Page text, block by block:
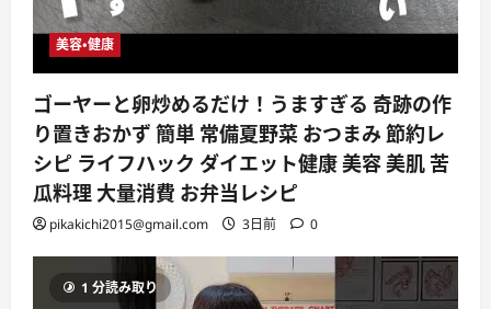
美容・健康
ゴーヤーと卵炒めるだけ！うますぎる 奇跡の作
り置きおかず 簡単 常備夏野菜 おつまみ 節約レ
シピ ライフハック ダイエット健康 美容 美肌 苦
瓜料理 大量消費 お弁当レシピ
pikakichi2015@gmail.com 3日前 0
1 分読み取り